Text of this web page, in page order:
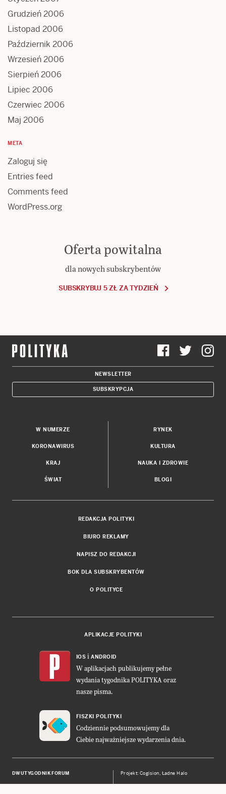
Grudzień 2006
Listopad 2006
Październik 2006
Wrzesień 2006
Sierpień 2006
Lipiec 2006
Czerwiec 2006
Maj 2006
META
Zaloguj się
Entries feed
Comments feed
WordPress.org
Oferta powitalna
dla nowych subskrybentów
SUBSKRYBUJ 5 ZŁ ZA TYDZIEŃ
NEWSLETTER
SUBSKRYPCJA
W NUMERZE
KORONAWIRUS
KRAJ
ŚWIAT
RYNEK
KULTURA
NAUKA I ZDROWIE
BLOGI
REDAKCJA POLITYKI
BIURO REKLAMY
NAPISZ DO REDAKCJI
BOK DLA SUBSKRYBENTÓW
O POLITYCE
APLIKACJE POLITYKI
IOS i ANDROID
W aplikacjach publikujemy pełne
wydania tygodnika POLITYKA oraz
nasze pisma.
FISZKI POLITYKI
Codziennie podsumowujemy dla
Ciebie najważniejsze wydarzenia dnia.
DWUTYGODNIK FORUM Projekt:Cogision, Ładne Halo